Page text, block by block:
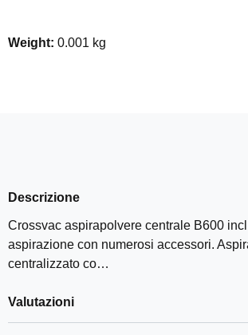
Weight: 0.001 kg
Descrizione
Crossvac aspirapolvere centrale B600
aspirazione con numerosi accessori.
centralizzato co…
Valutazioni